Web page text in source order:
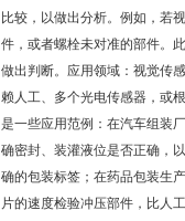
比较，以做出分析。例如，若
件，或者螺栓未对准的部件。
做出判断。应用领域：视觉传
赖人工、多个光电传感器，或
是一些应用范例：在汽车组装
确密封、装灌液位是否正确，
确的包装标签；在药品包装生
片的速度检验冲压部件，比人